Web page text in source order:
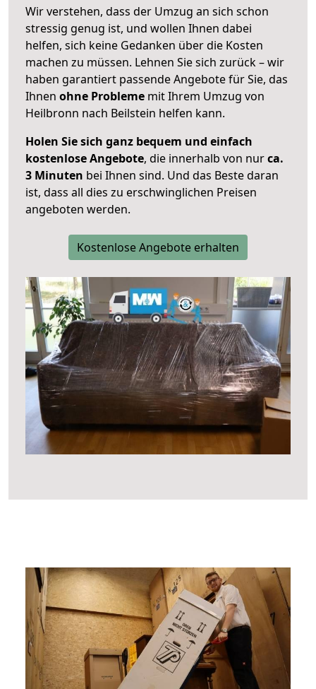
Wir verstehen, dass der Umzug an sich schon
stressig genug ist, und wollen Ihnen dabei
helfen, sich keine Gedanken über die Kosten
machen zu müssen. Lehnen Sie sich zurück – wir
haben garantiert passende Angebote für Sie, das
Ihnen ohne Probleme mit Ihrem Umzug von
Heilbronn nach Beilstein helfen kann.
Holen Sie sich ganz bequem und einfach
kostenlose Angebote, die innerhalb von nurca.
3 Minuten bei Ihnen sind. Und das Beste daran
ist, dass all dies zu erschwinglichen Preisen
angeboten werden.
Kostenlose Angebote erhalten